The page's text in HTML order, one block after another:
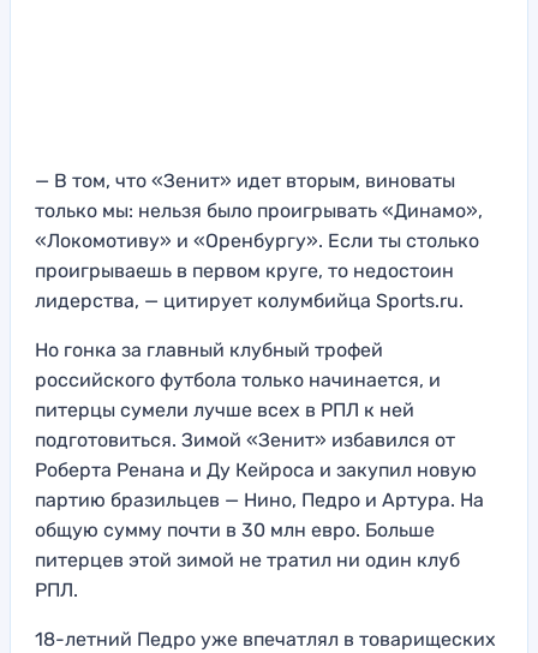
— В том, что «Зенит» идет вторым, виноваты
только мы: нельзя было проигрывать «Динамо»,
«Локомотиву» и «Оренбургу». Если ты столько
проигрываешь в первом круге, то недостоин
лидерства, — цитирует колумбийца Sports.ru.
Но гонка за главный клубный трофей
российского футбола только начинается, и
питерцы сумели лучше всех в РПЛ к ней
подготовиться. Зимой «Зенит» избавился от
Роберта Ренана и Ду Кейроса и закупил новую
партию бразильцев — Нино, Педро и Артура. На
общую сумму почти в 30 млн евро. Больше
питерцев этой зимой не тратил ни один клуб
РПЛ.
18-летний Педро уже впечатлял в товарищеских